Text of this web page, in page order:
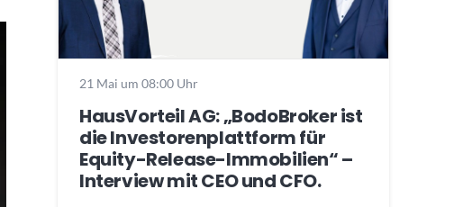
21 Mai um 08:00 Uhr
HausVorteil AG: „BodoBroker ist
die Investorenplattform für
Equity-Release-Immobilien“ –
Interview mit CEO und CFO.